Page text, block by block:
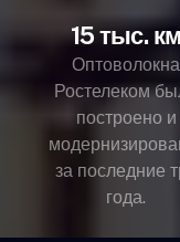
15 тыс. км
Оптоволокна
Ростелеком
построено и
за последние
года.